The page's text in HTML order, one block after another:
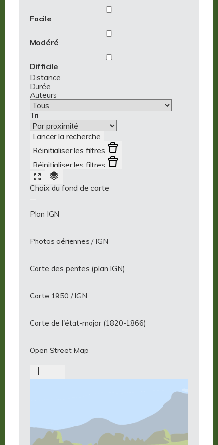
facile
Facile
Modéré
Difficile
Distance
Durée
Auteurs
Tri
Lancer la recherche
Réinitialiser les filtres
Réinitialiser les filtres
Choix du fond de carte
Plan IGN
Photos aériennes / IGN
Carte des pentes (plan IGN)
Carte 1950 / IGN
Carte de l'état-major (1820-1866)
Open Street Map